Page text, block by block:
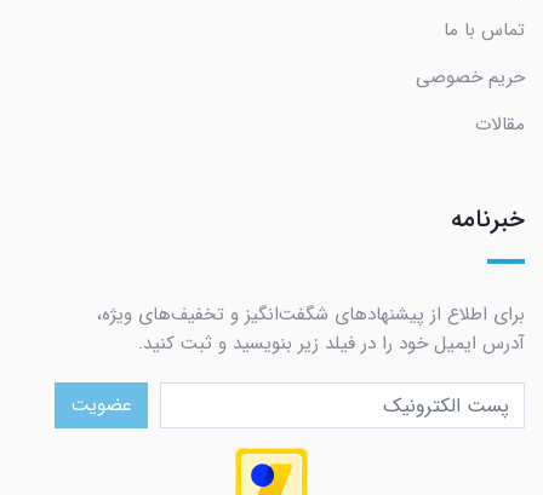
تماس با ما
حریم خصوصی
مقالات
خبرنامه
برای اطلاع از پیشنهادهای شگفت‌انگیز و تخفیف‌های ویژه،
آدرس ایمیل خود را در فیلد زیر بنویسید و ثبت کنید.
عضویت